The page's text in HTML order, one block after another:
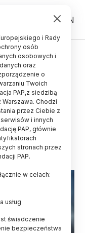
PL EN
wyniki
i Rady
osób
osobowych i
oraz
o
Twoich
PAP,z siedzibą
Chodzi
przez Ciebie z
i innych
PAP, głównie
stronach przez
PAP.
w celach:
usług
świadczenie
bezpieczeństwa